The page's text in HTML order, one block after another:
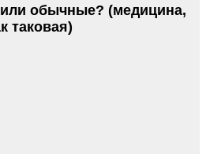
обычные? (медицина,
таковая)